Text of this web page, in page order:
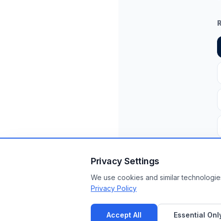
Privacy Settings
We use cookies and similar
Privacy Policy
Accept All Essential